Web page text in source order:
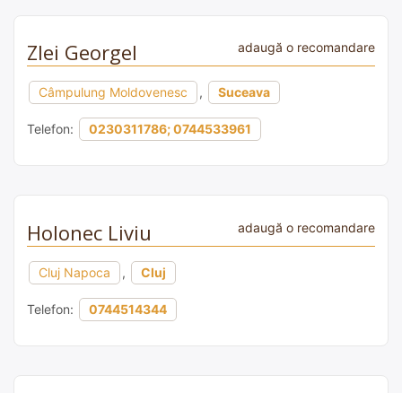
Zlei Georgel adaugă o recomandare
Câmpulung Moldovenesc , Suceava
Telefon: 0230311786; 0744533961
Holonec Liviu adaugă o recomandare
Cluj Napoca , Cluj
Telefon: 0744514344